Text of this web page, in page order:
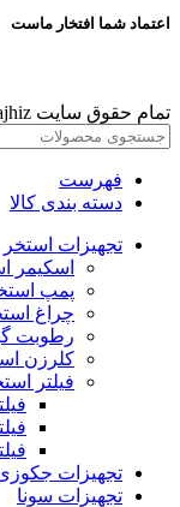
اعتماد شما افتخار ماست
تمام حقوق سایت poolabtajhiz محفوظ است.
فهرست
دسته بندی کالا
تجهیزات استخر
اسکیمر
پمپ
چراغ
رطوبت
کلرزن
فیلتر
تجهیزات
تجهیزات سونا